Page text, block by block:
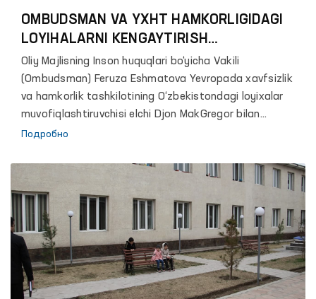
OMBUDSMAN VA YXHT HAMKORLIGIDAGI
LOYIHALARNI KENGAYTIRISH
REJALASHTIRILMOQDA
Oliy Majlisning Inson huquqlari bo‘yicha Vakili
(Ombudsman) Feruza Eshmatova Yevropada xavfsizlik
va hamkorlik tashkilotining O‘zbekistondagi loyixalar
muvofiqlashtiruvchisi elchi Djon MakGregor bilan
uchrashdi.
Подробно